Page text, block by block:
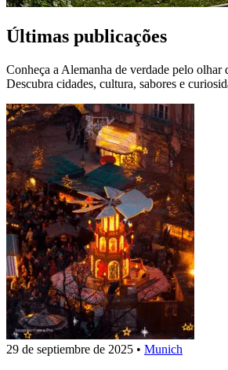
Últimas publicações
Conheça a Alemanha de verdade pelo olhar
Descubra cidades, cultura, sabores e
29 de septiembre de 2025 • Munich